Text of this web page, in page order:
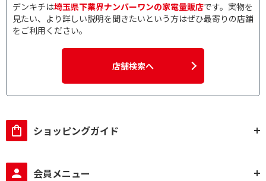
デンキチは埼玉県下業界ナンバーワンの家電量販店です。実物を
見たい、より詳しい説明を聞きたいという方はぜひ最寄りの店舗
をご利用ください。
店舗検索へ
ショッピングガイド
会員メニュー